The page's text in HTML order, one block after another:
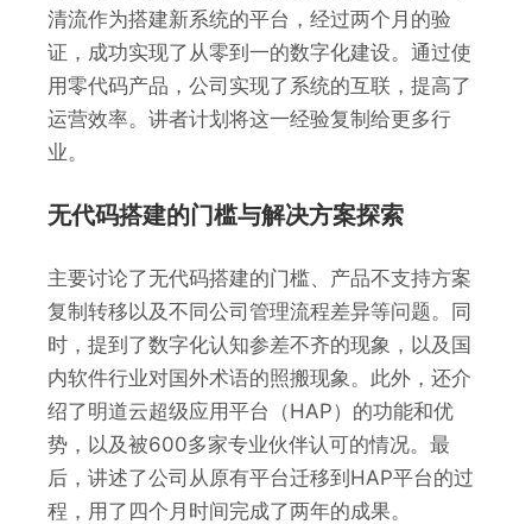
清流作为搭建新系统的平台，经过两个月的验
证，成功实现了从零到一的数字化建设。通过使
用零代码产品，公司实现了系统的互联，提高了
运营效率。讲者计划将这一经验复制给更多行
业。
无代码搭建的门槛与解决方案探索
主要讨论了无代码搭建的门槛、产品不支持方案
复制转移以及不同公司管理流程差异等问题。同
时，提到了数字化认知参差不齐的现象，以及国
内软件行业对国外术语的照搬现象。此外，还介
绍了明道云超级应用平台（HAP）的功能和优
势，以及被600多家专业伙伴认可的情况。最
后，讲述了公司从原有平台迁移到HAP平台的过
程，用了四个月时间完成了两年的成果。